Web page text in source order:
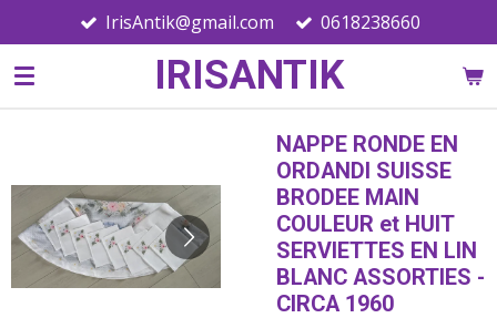
au
contenu
IRISANTIK
IrisAntik@gmail.com 0618238660
NAPPE RONDE EN
ORDANDI SUISSE
BRODEE MAIN
COULEUR et HUIT
SERVIETTES EN LIN
BLANC ASSORTIES -
CIRCA 1960